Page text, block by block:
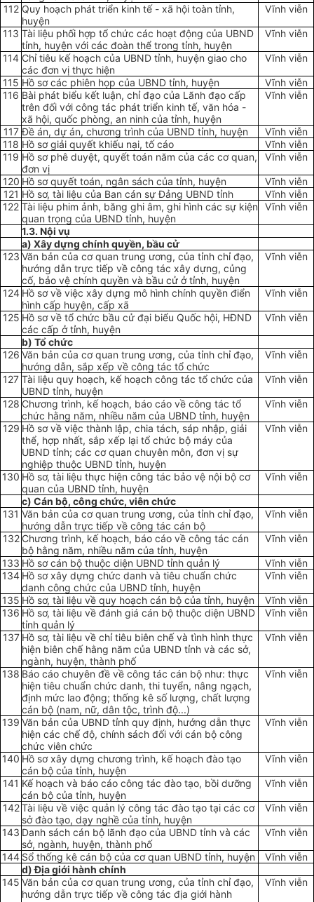
112 Quy hoạch phát triển kinh tế - xã hội toàn tỉnh,
huyện
Vĩnh viễn
113 Tài liệu phối hợp tổ chức các hoạt động của UBND
tỉnh, huyện với các đoàn thể trong tỉnh, huyện
Vĩnh viễn
114 Chỉ tiêu kế hoạch của UBND tỉnh, huyện giao cho
các đơn vị thực hiện
Vĩnh viễn
115 Hồ sơ các phiên họp của UBND tỉnh, huyện
Vĩnh viễn
116 Bài phát biểu kết luận, chỉ đạo của Lãnh đạo cấp
trên đối với công tác phát triển kinh tế, văn hóa -
xã hội, quốc phòng, an ninh của tỉnh, huyện
Vĩnh viễn
117 Đề án, dự án, chương trình của UBND tỉnh, huyện
Vĩnh viễn
118 Hồ sơ giải quyết khiếu nại, tố cáo
Vĩnh viễn
119 Hồ sơ phê duyệt, quyết toán năm của các cơ quan,
đơn vị
Vĩnh viễn
120 Hồ sơ quyết toán, ngân sách của tỉnh, huyện
Vĩnh viễn
121 Hồ sơ, tài liệu của Ban cán sự Đảng UBND tỉnh
Vĩnh viễn
122 Tài liệu phim ảnh, băng ghi âm, ghi hình các sự kiện
quan trọng của UBND tỉnh, huyện
Vĩnh viễn
1.3. Nội vụ
a) Xây dựng chính quyền, bầu cử
123 Văn bản của cơ quan trung ương, của tỉnh chỉ đạo,
hướng dẫn trực tiếp về công tác xây dựng, củng
cố, bảo vệ chính quyền và bầu cử ở tỉnh, huyện
Vĩnh viễn
124 Hồ sơ về việc xây dựng mô hình chính quyền điển
hình cấp huyện, cấp xã
Vĩnh viễn
125 Hồ sơ về tổ chức bầu cử đại biểu Quốc hội, HĐND
các cấp ở tỉnh, huyện
Vĩnh viễn
b) Tổ chức
126 Văn bản của cơ quan trung ương, của tỉnh chỉ đạo,
hướng dẫn, sắp xếp về công tác tổ chức
Vĩnh viễn
127 Tài liệu quy hoạch, kế hoạch công tác tổ chức của
UBND tỉnh, huyện
Vĩnh viễn
128 Chương trình, kế hoạch, báo cáo về công tác tổ
chức hằng năm, nhiều năm của UBND tỉnh, huyện
Vĩnh viễn
129 Hồ sơ về việc thành lập, chia tách, sáp nhập, giải
thể, hợp nhất, sắp xếp lại tổ chức bộ máy của
UBND tỉnh; các cơ quan chuyên môn, đơn vị sự
nghiệp thuộc UBND tỉnh, huyện
Vĩnh viễn
130 Hồ sơ, tài liệu thực hiện công tác bảo vệ nội bộ cơ
quan của UBND tỉnh, huyện
Vĩnh viễn
c) Cán bộ, công chức, viên chức
131 Văn bản của cơ quan trung ương, của tỉnh chỉ đạo,
hướng dẫn trực tiếp về công tác cán bộ
Vĩnh viễn
132 Chương trình, kế hoạch, báo cáo về công tác cán
bộ hằng năm, nhiều năm của tỉnh, huyện
Vĩnh viễn
133 Hồ sơ cán bộ thuộc diện UBND tỉnh quản lý
Vĩnh viễn
134 Hồ sơ xây dựng chức danh và tiêu chuẩn chức
danh công chức của UBND tỉnh, huyện
Vĩnh viễn
135 Hồ sơ, tài liệu về quy hoạch cán bộ của tỉnh, huyện
Vĩnh viễn
136 Hồ sơ, tài liệu về đánh giá cán bộ thuộc diện UBND
tỉnh quản lý
Vĩnh viễn
137 Hồ sơ, tài liệu về chỉ tiêu biên chế và tình hình thực
hiện biên chế hằng năm của UBND tỉnh và các sở,
ngành, huyện, thành phố
Vĩnh viễn
138 Báo cáo chuyên đề về công tác cán bộ như: thực
hiện tiêu chuẩn chức danh, thi tuyển, nâng ngạch,
định mức lao động; thống kê số lượng, chất lượng
cán bộ (nam, nữ, dân tộc, trình độ...)
Vĩnh viễn
139 Văn bản của UBND tỉnh quy định, hướng dẫn thực
hiện các chế độ, chính sách đối với cán bộ công
chức viên chức
Vĩnh viễn
140 Hồ sơ xây dựng chương trình, kế hoạch đào tạo
cán bộ của tỉnh, huyện
Vĩnh viễn
141 Kế hoạch và báo cáo công tác đào tạo, bồi dưỡng
cán bộ của tỉnh, huyện
Vĩnh viễn
142 Tài liệu về việc quản lý công tác đào tạo tại các cơ
sở đào tạo, dạy nghề của tỉnh, huyện
Vĩnh viễn
143 Danh sách cán bộ lãnh đạo của UBND tỉnh và các
sở, ngành, huyện, thành phố
Vĩnh viễn
144 Sổ thống kê cán bộ của cơ quan UBND tỉnh, huyện
Vĩnh viễn
d) Địa giới hành chính
145 Văn bản của cơ quan trung ương, của tỉnh chỉ đạo,
hướng dẫn trực tiếp về công tác địa giới hành
Vĩnh viễn